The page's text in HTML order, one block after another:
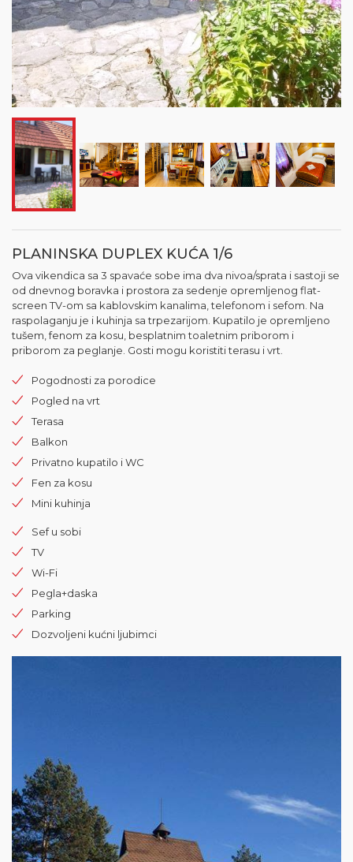
PLANINSKA DUPLEX KUĆA 1/6
Ova vikendica sa 3 spavaće sobe ima dva nivoa/sprata i sastoji se
od dnevnog boravka i prostora za sedenje opremljenog flat-
screen TV-om sa kablovskim kanalima, telefonom i sefom. Na
raspolaganju je i kuhinja sa trpezarijom. Kupatilo je opremljeno
tušem, fenom za kosu, besplatnim toaletnim priborom i
priborom za peglanje. Gosti mogu koristiti terasu i vrt.
Pogodnosti za porodice
Pogled na vrt
Terasa
Balkon
Privatno kupatilo i WC
Fen za kosu
Mini kuhinja
Sef u sobi
TV
Wi-Fi
Pegla+daska
Parking
Dozvoljeni kućni ljubimci